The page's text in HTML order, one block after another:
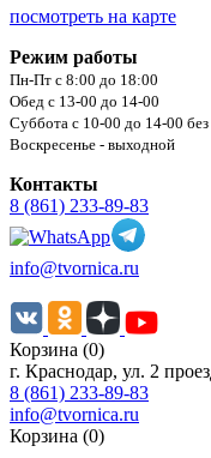
посмотреть на карте
Режим работы
Пн-Пт с 8:00 до 18:00
Обед с 13-00 до 14-00
Суббота с 10-00 до 14-00
Воскресенье - выходной
Контакты
8 (861) 233-89-83
info@tvornica.ru
Корзина (0)
г. Краснодар, ул. 2
8 (861) 233-89-83
info@tvornica.ru
Корзина (0)